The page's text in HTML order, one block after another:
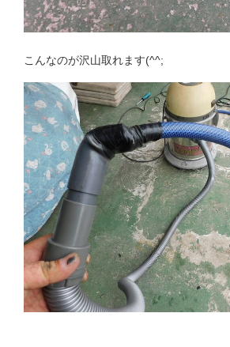
こんなのが沢山取れます(^^;